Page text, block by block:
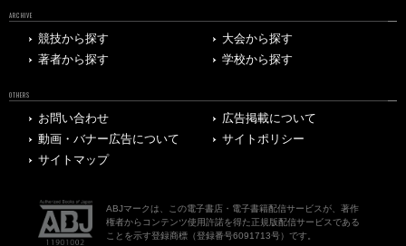
ARCHIVE
競技から探す
大会から探す
著者から探す
学校から探す
OTHERS
お問い合わせ
広告掲載について
動画・バナー広告について
サイトポリシー
サイトマップ
ABJマークは、この電子書店・電子書籍配信サービスが、著作
権者からコンテンツ使用許諾を得た正規版配信サービスである
ことを示す登録商標（登録番号6091713号）です。